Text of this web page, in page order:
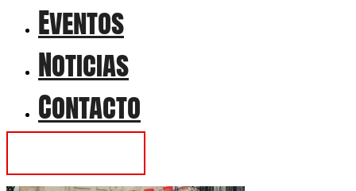
Eventos
Noticias
Contacto